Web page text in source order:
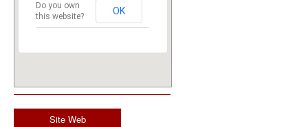
Do you own
this website?
OK
Site Web